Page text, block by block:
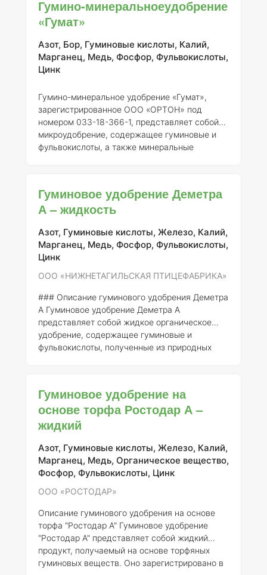
практики и безопасности. Ранее данное
средство имело свидетельство о регистрации
элементовГумимакс представляет собой
органо-минеральное удобрение, которое
содержит ряд микроэлементов, необходимых
Гумино-минеральноеудобрение
«Гумат»
Азот, Бор, Гуминовые кислоты, Калий,
Марганец, Медь, Фосфор, Фульвокислоты,
Цинк
Гумино-минеральное удобрение «Гумат»,
зарегистрированное ООО «ОРТОН» под
номером 033-18-366-1, представляет собой
микроудобрение, содержащее гуминовые и
фульвокислоты, а также минеральные
качества сельскохозяйственной продукции.
### Описание и состав Гумат содержит набор
растений. Основные компоненты включают: 1.
Гуминовые кислоты- способствуют
улучшению структуры почвы, увеличивают её
водо
Гуминовое удобрение Деметра
А – жидкость
Азот, Гуминовые кислоты, Железо, Калий,
Марганец, Медь, Фосфор, Фульвокислоты,
Цинк
ООО «НИЖНЕТАГИЛЬСКАЯ ПТИЦЕФАБРИКА»
### Описание гуминового удобрения Деметра
А Гуминовое удобрение Деметра А
представляет собой жидкое органическое
удобрение, содержащее гуминовые и
фульвокислоты, полученные из природных
ПТИЦЕФАБРИКА». Данное удобрение
является высокоэффективным средством для
улучшения физико-химических свойств почвы
и повышения урожайности
сельскохозяйственных культур. ###
Применение в России Гуминовое удобрение
Деметра А используется в различных а
Гуминовое удобрение на
основе торфа Ростодар А –
жидкий
Азот, Гуминовые кислоты, Железо, Калий,
Марганец, Медь, Органическое вещество,
Фосфор, Фульвокислоты, Цинк
ООО «РОСТОДАР»
Описание гуминового удобрения на основе
торфа "Ростодар А"Гуминовое удобрение
"Ростодар А" представляет собой жидкий
продукт, получаемый на основе торфяных
гуминовых веществ. Оно зарегистрировано в